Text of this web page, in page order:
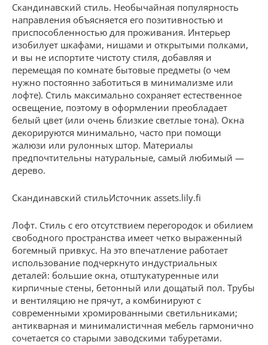
Скандинавский стиль. Необычайная популярность
направления объясняется его позитивностью и
приспособленностью для проживания. Интерьер
изобилует шкафами, нишами и открытыми полками,
и вы не испортите чистоту стиля, добавляя и
перемещая по комнате бытовые предметы (о чем
нужно постоянно заботиться в минимализме или
лофте). Стиль максимально сохраняет естественное
освещение, поэтому в оформлении преобладает
белый цвет (или очень близкие светлые тона). Окна
декорируются минимально, часто при помощи
жалюзи или рулонных штор. Материалы
предпочтительны натуральные, самый любимый —
дерево.
Скандинавский стильИсточник assets.lily.fi
Лофт. Стиль с его отсутствием перегородок и обилием
свободного пространства имеет четко выраженный
богемный привкус. На это впечатление работает
использование подчеркнуто индустриальных
деталей: большие окна, отштукатуренные или
кирпичные стены, бетонный или дощатый пол. Трубы
и вентиляцию не прячут, а комбинируют с
современными хромированными светильниками;
антикварная и минималистичная мебель гармонично
сочетается со старыми заводскими табуретами.